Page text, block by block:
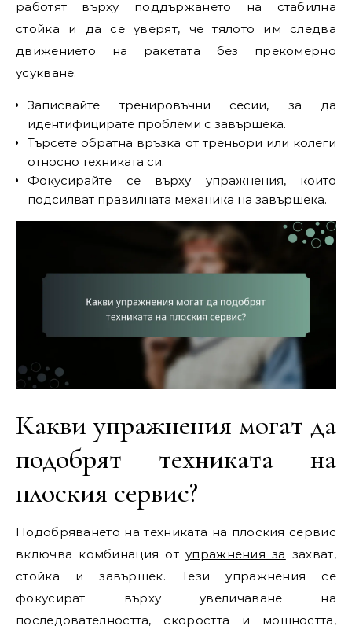
работят върху поддържането на стабилна
стойка и да се уверят, че тялото им следва
движението на ракетата без прекомерно
усукване.
Записвайте тренировъчни сесии, за да
идентифицирате проблеми с завършека.
Търсете обратна връзка от треньори или колеги
относно техниката си.
Фокусирайте се върху упражнения, които
подсилват правилната механика на завършека.
Какви упражнения могат да
подобрят техниката на
плоския сервис?
Подобряването на техниката на плоския сервис
включва комбинация отупражнения за захват,
стойка и завършек. Тези упражнения се
фокусират върху увеличаване на
последователността, скоростта и мощността,